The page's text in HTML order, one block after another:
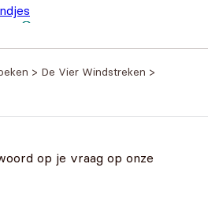
> De Vier Windstreken >
op je vraag op onze